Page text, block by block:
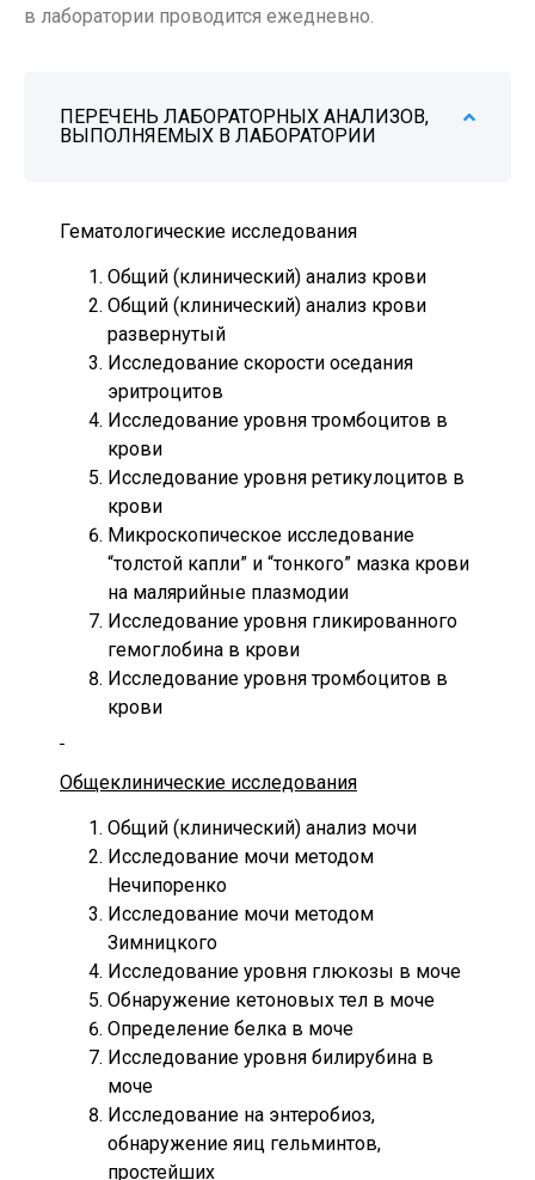
в лаборатории проводится ежедневно.
ПЕРЕЧЕНЬ ЛАБОРАТОРНЫХ АНАЛИЗОВ,
ВЫПОЛНЯЕМЫХ В ЛАБОРАТОРИИ
Гематологические исследования
Общий (клинический) анализ крови
Общий (клинический) анализ крови
развернутый
Исследование скорости оседания
эритроцитов
Исследование уровня тромбоцитов в
крови
Исследование уровня ретикулоцитов в
крови
Микроскопическое исследование
“толстой капли” и “тонкого” мазка крови
на малярийные плазмодии
Исследование уровня гликированного
гемоглобина в крови
Исследование уровня тромбоцитов в
крови
Общеклинические исследования
Общий (клинический) анализ мочи
Исследование мочи методом
Нечипоренко
Исследование мочи методом
Зимницкого
Исследование уровня глюкозы в моче
Обнаружение кетоновых тел в моче
Определение белка в моче
Исследование уровня билирубина в
моче
Исследование на энтеробиоз,
обнаружение яиц гельминтов,
простейших